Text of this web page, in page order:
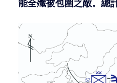
能全殲被包圍之敵。總